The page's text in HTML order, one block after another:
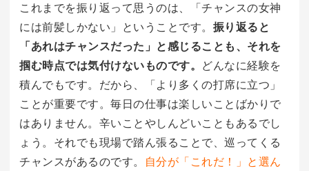
これまでを振り返って思うのは、「チャンスの女神
には前髪しかない」ということです。 振り返ると
「あれはチャンスだった」と感じることも、それを
掴む時点では気付けないものです。
どんなに経験を
積んでもです。だから、「より多くの打席に立つ」
ことが重要です。毎日の仕事は楽しいことばかりで
はありません。辛いことやしんどいこともあるでし
ょう。それでも現場で踏ん張ることで、巡ってくる
チャンスがあるのです。
自分が「これだ！」と選ん